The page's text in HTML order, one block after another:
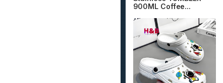
900ML Coffee...